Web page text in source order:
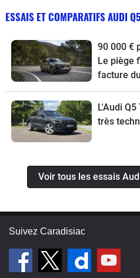
ESSAIS ET COMPARATIFS AUDI
90 000 €
Le piège
facture
L'Audi
très
Voir tous les essais
Suivez Caradisiac